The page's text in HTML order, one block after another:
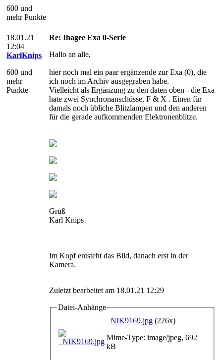
600 und
mehr Punkte
18.01.21
12:04
KarlKnips
600 und
mehr
Punkte
Re: Ihagee Exa 0-Serie
Hallo an alle,
hier noch mal ein paar ergänzende zur Exa (0), die
ich noch im Archiv ausgegraben habe.
Vielleicht als Ergänzung zu den daten oben - die Exa
hate zwei Synchronanschüsse, F & X . Einen für
damals noch übliche Blitzlampen und den anderen
für die gerade aufkommenden Elektronenblitze.
Gruß
Karl Knips
Im Kopf entsteht das Bild, danach erst in der
Kamera.
Zuletzt bearbeitet am 18.01.21 12:29
Datei-Anhänge
_NIK9169.jpg (226x)
Mime-Type: image/jpeg, 692
kB